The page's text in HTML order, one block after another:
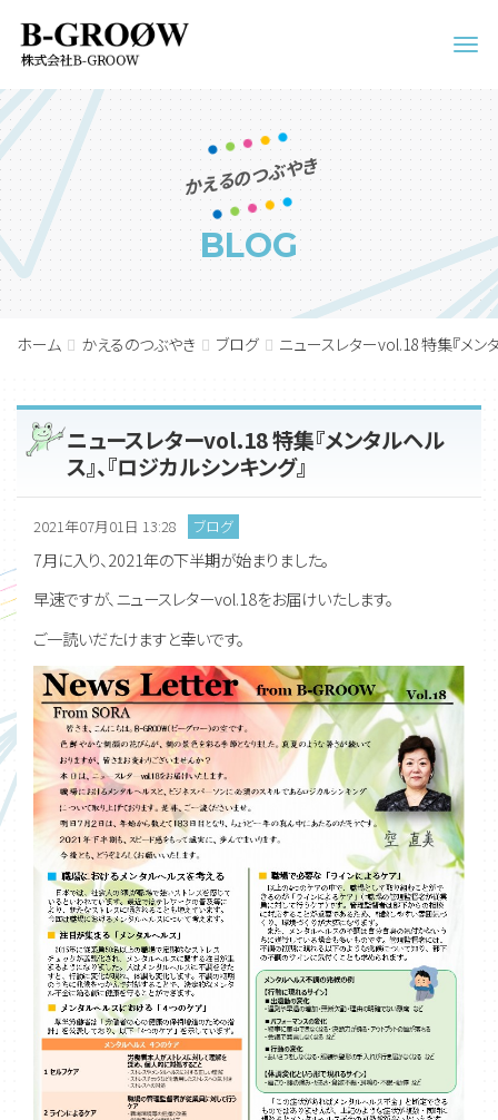
かえるのつぶやき
BLOG
ホーム かえるのつぶやき ブログ ニュースレターvol.18 特集『メン
ニュースレターvol.18 特集『メンタルヘル
ス』、『ロジカルシンキング』
2021年07月01日 13:28 ブログ
7月に入り、2021年の下半期が始まりました。
早速ですが、ニュースレターvol.18をお届けいたします。
ご一読いだたけますと幸いです。